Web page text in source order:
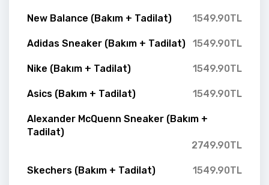
New Balance (Bakım + Tadilat) 1549.90TL
Adidas Sneaker (Bakım + Tadilat) 1549.90TL
Nike (Bakım + Tadilat) 1549.90TL
Asics (Bakım + Tadilat) 1549.90TL
Alexander McQuenn Sneaker (Bakım +
Tadilat)
2749.90TL
Skechers (Bakım + Tadilat) 1549.90TL